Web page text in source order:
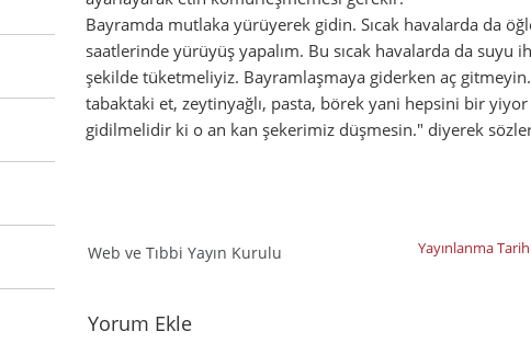
Bayramda mutlaka yürüyerek gidin. Sıcak havalarda da
saatlerinde yürüyüş yapalım. Bu sıcak havalarda da
şekilde tüketmeliyiz. Bayramlaşmaya giderken aç
tabaktaki et, zeytinyağlı, pasta, börek yani hepsini bir
gidilmelidir ki o an kan şekerimiz düşmesin." diyerek
Web ve Tıbbi Yayın Kurulu Yayınlanma
Yorumlar
Yorum Ekle